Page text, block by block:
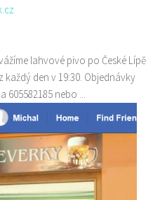
lahvové pivo po České Lípě
den v 19:30. Objednávky
605582185 nebo ...